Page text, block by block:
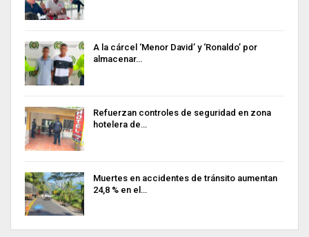
A la cárcel ‘Menor David’ y ‘Ronaldo’ por
almacenar…
Refuerzan controles de seguridad en zona
hotelera de…
Muertes en accidentes de tránsito aumentan
24,8 % en el…